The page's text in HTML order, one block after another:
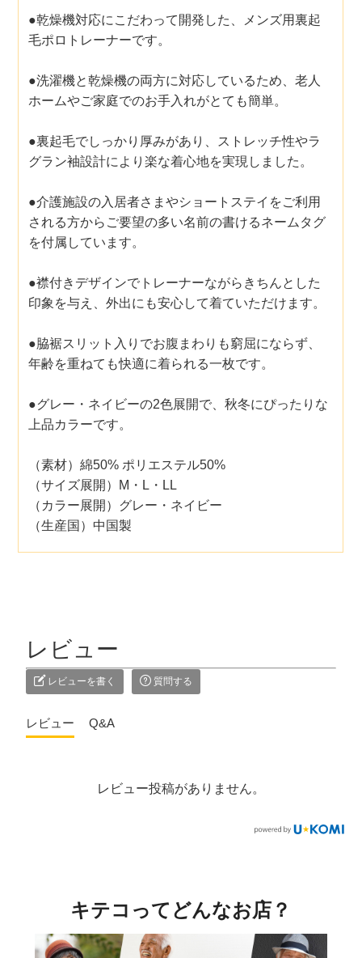
●乾燥機対応にこだわって開発した、メンズ用裏起
毛ポロトレーナーです。
●洗濯機と乾燥機の両方に対応しているため、老人
ホームやご家庭でのお手入れがとても簡単。
●裏起毛でしっかり厚みがあり、ストレッチ性やラ
グラン袖設計により楽な着心地を実現しました。
●介護施設の入居者さまやショートステイをご利用
される方からご要望の多い名前の書けるネームタグ
を付属しています。
●襟付きデザインでトレーナーながらきちんとした
印象を与え、外出にも安心して着ていただけます。
●脇裾スリット入りでお腹まわりも窮屈にならず、
年齢を重ねても快適に着られる一枚です。
●グレー・ネイビーの2色展開で、秋冬にぴったりな
上品カラーです。
（素材）綿50% ポリエステル50%
（サイズ展開）M・L・LL
（カラー展開）グレー・ネイビー
（生産国）中国製
レビュー
レビューを書く 質問する
レビュー Q&A
レビュー投稿がありません。
キテコってどんなお店？